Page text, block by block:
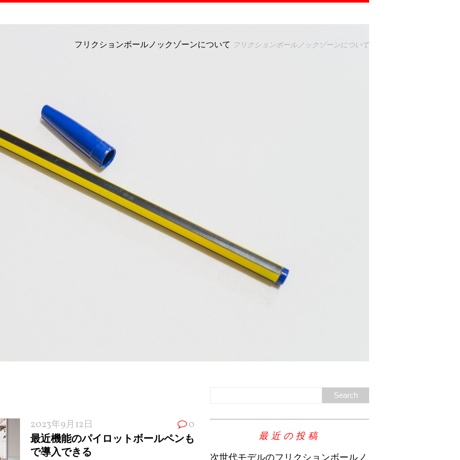
フリクションボールノックゾーンについて フリクションボールノックゾーンについて
2023年9月12日 0
最近機能のパイロットボールペンも
で導入できる
最近の投稿